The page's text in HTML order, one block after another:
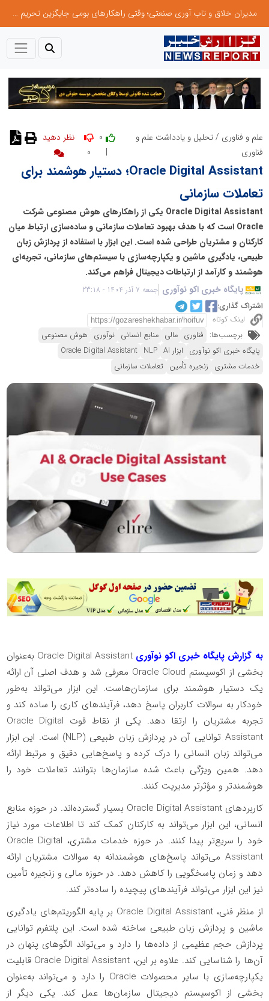
مدیران خلاق و تاب آوری صنعتی؛ وقتی راهکارهای بومی جایگزین تحریم میشود
علم و فناوری / تحلیل و یادداشت علم و
فناوری
0
|
0
نظر دهید
Oracle Digital Assistant؛ دستیار هوشمند برای
تعاملات سازمانی
Oracle Digital Assistant یکی از راهکارهای هوش مصنوعی شرکت
Oracle است که با هدف بهبود تعاملات سازمانی و ساده‌سازی ارتباط میان
کارکنان و مشتریان طراحی شده است. این ابزار با استفاده از پردازش زبان
طبیعی، یادگیری ماشین و یکپارچه‌سازی با سیستم‌های سازمانی، تجربه‌ای
هوشمند و کارآمد از ارتباطات دیجیتال فراهم می‌کند.
پایگاه خبری اکو نوآوری جمعه 7 آذر 1404 - 23:18
اشتراک گذاری:
لینک کوتاه
برچسب‌ها: فناوری مالی منابع انسانی نوآوری هوش مصنوعی
پایگاه خبری اکو نوآوری ابزار AI NLP
Oracle Digital Assistant
خدمات مشتری زنجیره تأمین تعاملات سازمانی
به گزارش پایگاه خبری اکو نوآوری
Oracle Digital Assistant به‌عنوان
بخشی از اکوسیستم Oracle Cloud معرفی شد و هدف اصلی آن ارائه
یک دستیار هوشمند برای سازمان‌هاست. این ابزار می‌تواند به‌طور
خودکار به سوالات کاربران پاسخ دهد، فرآیندهای کاری را ساده کند و
تجربه مشتریان را ارتقا دهد. یکی از نقاط قوت Oracle Digital
Assistant توانایی آن در پردازش زبان طبیعی (NLP) است. این ابزار
می‌تواند زبان انسانی را درک کرده و پاسخ‌هایی دقیق و مرتبط ارائه
دهد. همین ویژگی باعث شده سازمان‌ها بتوانند تعاملات خود را
هوشمندتر و مؤثرتر مدیریت کنند.
کاربردهای Oracle Digital Assistant بسیار گسترده‌اند. در حوزه منابع
انسانی، این ابزار می‌تواند به کارکنان کمک کند تا اطلاعات مورد نیاز
خود را سریع‌تر پیدا کنند. در حوزه خدمات مشتری، Oracle Digital
Assistant می‌تواند پاسخ‌های هوشمندانه به سوالات مشتریان ارائه
دهد و زمان پاسخگویی را کاهش دهد. در حوزه مالی و زنجیره تأمین
نیز این ابزار می‌تواند فرآیندهای پیچیده را ساده‌تر کند.
از منظر فنی، Oracle Digital Assistant بر پایه الگوریتم‌های یادگیری
ماشین و پردازش زبان طبیعی ساخته شده است. این پلتفرم توانایی
پردازش حجم عظیمی از داده‌ها را دارد و می‌تواند الگوهای پنهان در
آن‌ها را شناسایی کند. علاوه بر این، Oracle Digital Assistant قابلیت
یکپارچه‌سازی با سایر محصولات Oracle را دارد و می‌تواند به‌عنوان
بخشی از اکوسیستم دیجیتال سازمان‌ها عمل کند. یکی دیگر از